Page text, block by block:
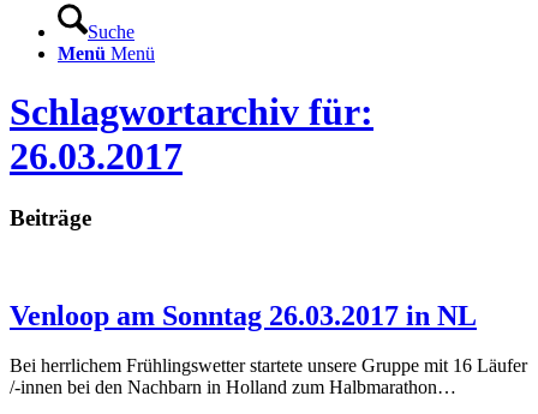
Suche
Menü Menü
Schlagwortarchiv für:
26.03.2017
Beiträge
Venloop am Sonntag 26.03.2017 in NL
Bei herrlichem Frühlingswetter startete unsere Gruppe mit 16 Läufer
/-innen bei den Nachbarn in Holland zum Halbmarathon…